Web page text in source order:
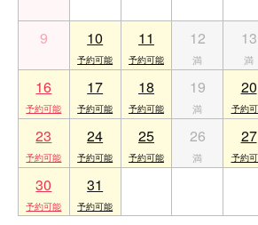
9 10 11 12 13
16 17 18 19 20
23 24 25 26 27
30 31